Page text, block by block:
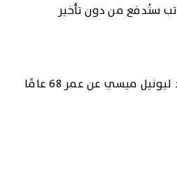
ستُدفع من دون تأخير
ميسي عن عمر 68 عامًا